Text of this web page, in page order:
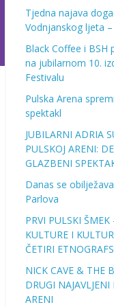
Tjedna najava
Vodnjanskog ljeta
Black Coffee i BSH
na jubilarnom 10.
Festivalu
Pulska Arena
spektakl
JUBILARNI ADRIA
PULSKOJ ARENI:
GLAZBENI
Danas se
Parlova
PRVI PULSKI
KULTURE I
ČETIRI
NICK CAVE & THE
DRUGI
ARENI